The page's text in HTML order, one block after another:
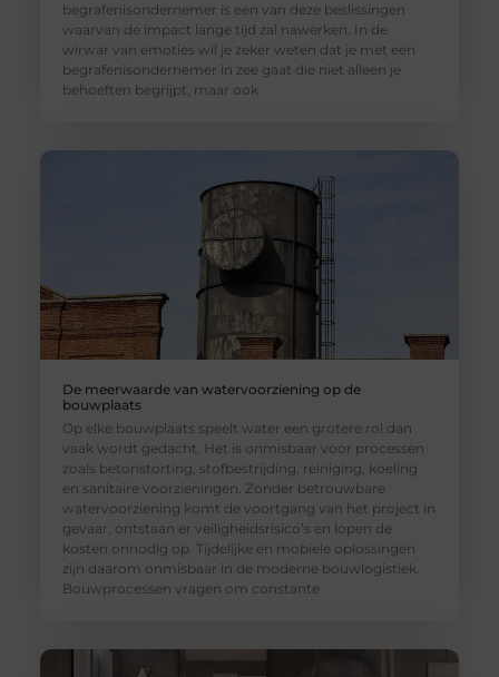
begrafenisondernemer is een van deze beslissingen
waarvan de impact lange tijd zal nawerken. In de
wirwar van emoties wil je zeker weten dat je met een
begrafenisondernemer in zee gaat die niet alleen je
behoeften begrijpt, maar ook
De meerwaarde van watervoorziening op de
bouwplaats
Op elke bouwplaats speelt water een grotere rol dan
vaak wordt gedacht. Het is onmisbaar voor processen
zoals betonstorting, stofbestrijding, reiniging, koeling
en sanitaire voorzieningen. Zonder betrouwbare
watervoorziening komt de voortgang van het project in
gevaar, ontstaan er veiligheidsrisico’s en lopen de
kosten onnodig op. Tijdelijke en mobiele oplossingen
zijn daarom onmisbaar in de moderne bouwlogistiek.
Bouwprocessen vragen om constante